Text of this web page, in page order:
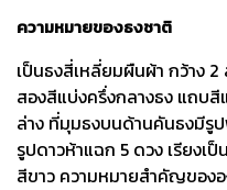
ความหมายของธงชาติ
เป็นธงสี่เหลี่ยมผืนผ้า กว้าง
สองสีแบ่งครึ่งกลางธง แถบ
ล่าง ที่มุมธงบนด้านคันธงมีรู
รูปดาวห้าแฉก 5 ดวง เรียงเ
สีขาว ความหมายสำคัญของ